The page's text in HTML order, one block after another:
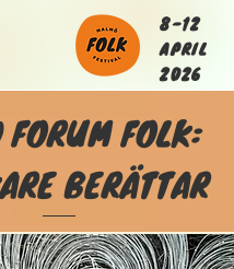
8-12
APRIL
2026
FOLK:
BERÄTTAR